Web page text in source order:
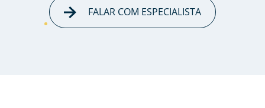
FALAR COM ESPECIALISTA